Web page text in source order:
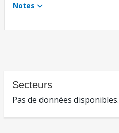
Notes
Secteurs
Pas de données disponibles.